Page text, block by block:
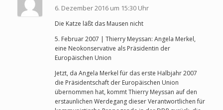
6. Dezember 2016 um 15:30 Uhr
Die Katze läßt das Mausen nicht
5. Februar 2007 | Thierry Meyssan: Angela Merkel,
eine Neokonservative als Präsidentin der
Europäischen Union
Jetzt, da Angela Merkel für das erste Halbjahr 2007
die Präsidentschaft der Europäischen Union
übernommen hat, kommt Thierry Meyssan auf den
erstaunlichen Werdegang dieser Verantwortlichen für